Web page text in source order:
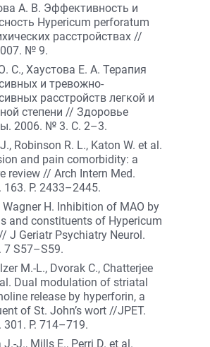
А. В. Эффективность и
Hypericum perforatum
расстройствах //
№ 9.
С., Хаустова Е. А. Терапия
и тревожно-
расстройств легкой и
степени // Здоровье
2006. № 3. С. 2–3.
Robinson R. L., Katon W. et al.
and pain comorbidity: a
review // Arch Intern Med.
163. P. 2433–2445.
Wagner H. Inhibition of MAO by
and constituents of Hypericum
J Geriatr Psychiatry Neurol.
7 S57–S59.
M.-L., Dvorak C., Chatterjee
Dual modulation of striatal
release by hyperforin, a
of St. John’s wort //JPET.
301. P. 714–719.
J.-J., Mills E., Perri D. et al.